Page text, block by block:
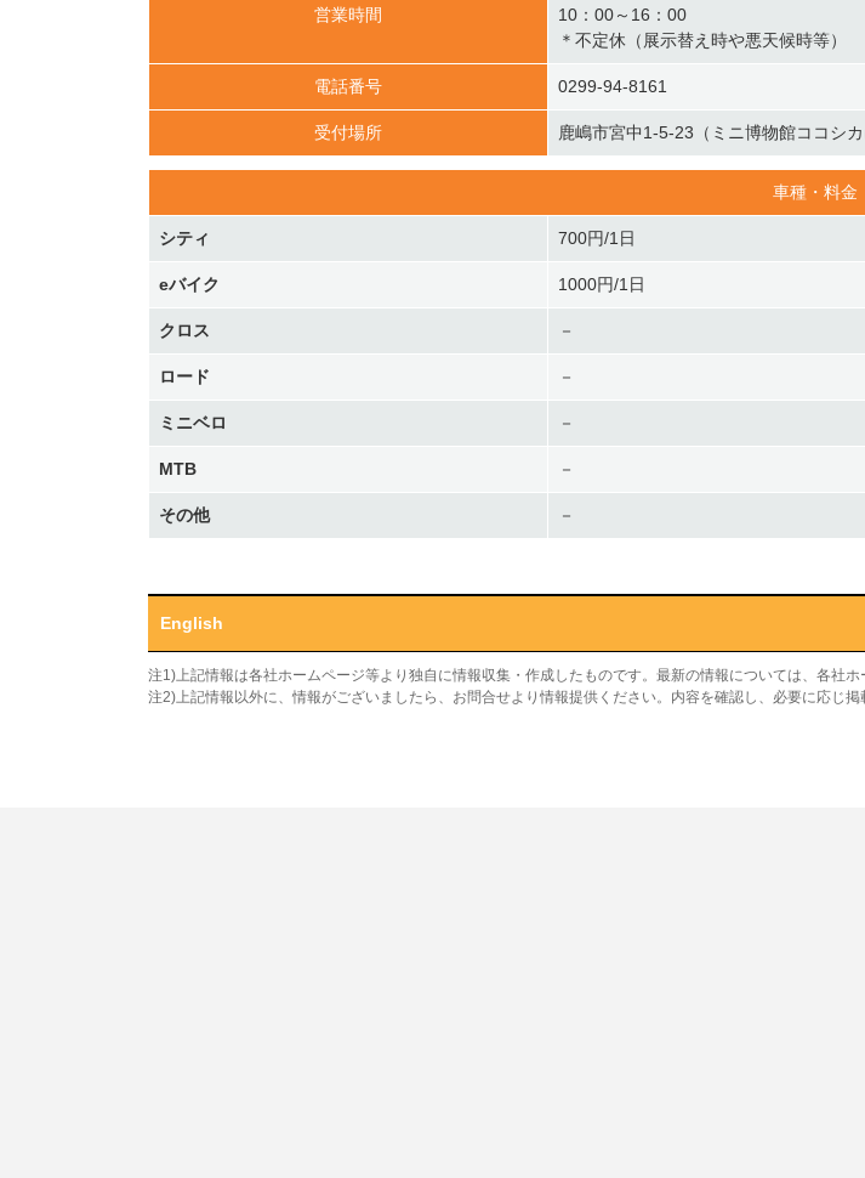
営業時間
10：00～16：00
＊不定休（展示替え時や悪天候時等）
電話番号 0299-94-8161
受付場所 鹿嶋市宮中1-5-23（ミニ博物館ココシカ
車種・料金
シティ 700円/1日
eバイク 1000円/1日
クロス －
ロード －
ミニベロ －
MTB －
その他 －
English
注1)上記情報は各社ホームページ等より独自に情報収集・作成したものです。最新の情報については、各社ホ
注2)上記情報以外に、情報がございましたら、お問合せより情報提供ください。内容を確認し、必要に応じ掲